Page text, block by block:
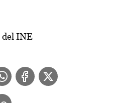
del INE